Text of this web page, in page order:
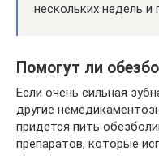
нескольких недель и
Помогут ли
Если очень сильная
другие
придется пить
препаратов, которые